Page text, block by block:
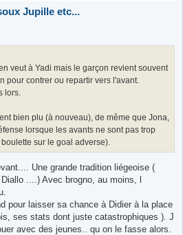
Jupille etc...
veut à Yadi mais le garçon revient souvent
pour contrer ou repartir vers l'avant.
lors.
bien plu (à nouveau), de même que Jona,
lorsque les avants ne sont pas trop
sur le goal adverse).
Une grande tradition liégeoise (
....) Avec brogno, au moins, l
pour laisser sa chance à Didier à la place
ses stats dont juste catastrophiques ). J
avec des jeunes.. qu on le fasse alors.